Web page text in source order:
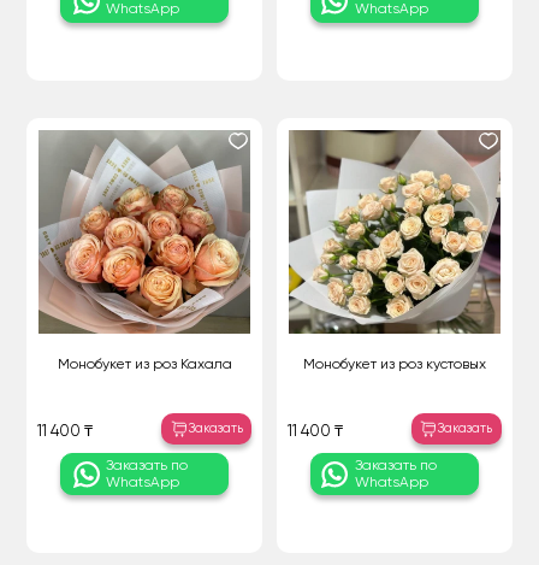
WhatsApp
WhatsApp
Монобукет из роз Кахала
11 400 ₸ Заказать
Заказать по
WhatsApp
Монобукет из роз кустовых
11 400 ₸ Заказать
Заказать по
WhatsApp